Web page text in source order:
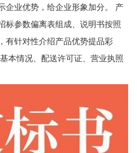
企业优势，给企业形象加分。 产
标参数偏离表组成、说明书按照
有针对性介绍产品优势提品彩
本情况、配送许可证、营业执照